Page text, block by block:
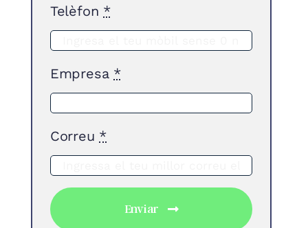
Telèfon *
Empresa *
Correu *
Enviar